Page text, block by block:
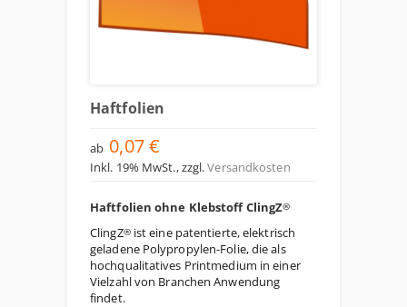
Haftfolien
ab 0,07 €
Inkl. 19% MwSt.,zzgl.Versandkosten
Haftfolien ohne Klebstoff ClingZ®
ClingZ®ist eine patentierte, elektrisch
geladene Polypropylen-Folie, die als
hochqualitatives Printmedium in einer
Vielzahl von Branchen Anwendung
findet.